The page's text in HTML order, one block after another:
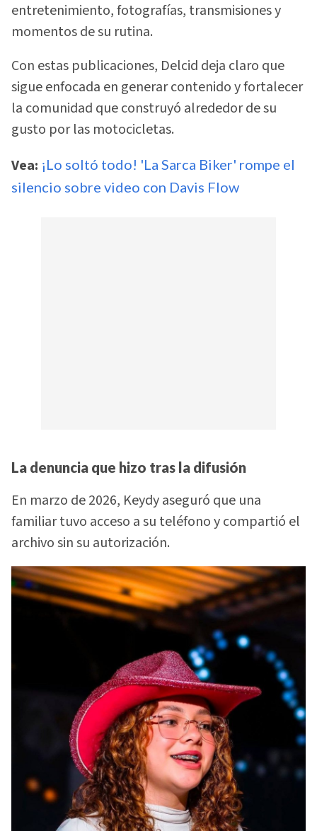
entretenimiento, fotografías, transmisiones y
momentos de su rutina.
Con estas publicaciones, Delcid deja claro que
sigue enfocada en generar contenido y fortalecer
la comunidad que construyó alrededor de su
gusto por las motocicletas.
Vea: ¡Lo soltó todo! 'La Sarca Biker' rompe el
silencio sobre video con Davis Flow
La denuncia que hizo tras la difusión
En marzo de 2026, Keydy aseguró que una
familiar tuvo acceso a su teléfono y compartió el
archivo sin su autorización.